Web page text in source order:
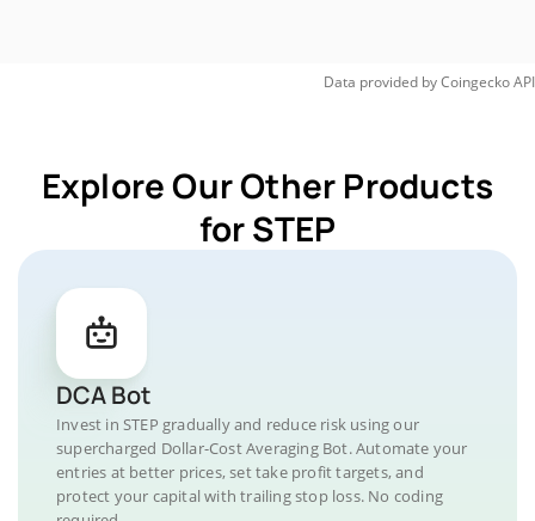
Data provided byCoingeckoAPI
Explore Our Other Products
for STEP
DCA Bot
Invest in STEP gradually and reduce risk using our
supercharged Dollar-Cost Averaging Bot. Automate your
entries at better prices, set take profit targets, and
protect your capital with trailing stop loss. No coding